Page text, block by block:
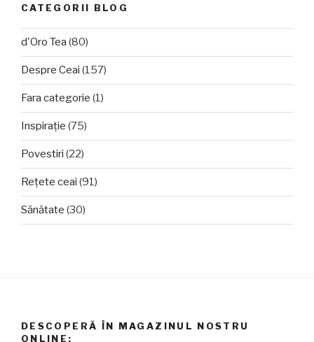
CATEGORII BLOG
d'Oro Tea (80)
Despre Ceai (157)
Fara categorie (1)
Inspirație (75)
Povestiri (22)
Rețete ceai (91)
Sănătate (30)
DESCOPERĂ ÎN MAGAZINUL NOSTRU
ONLINE: